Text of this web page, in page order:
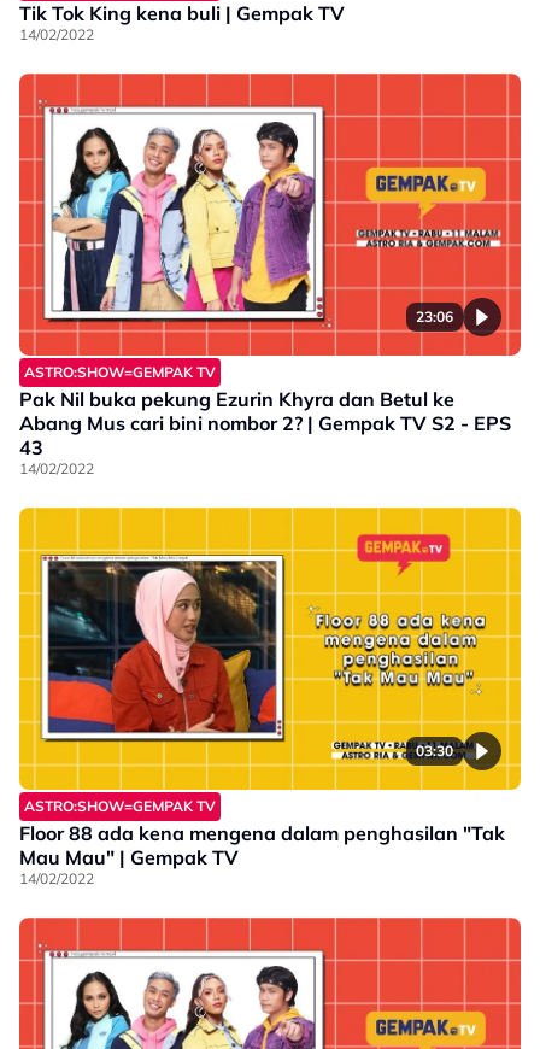
Tik Tok King kena buli | Gempak TV
14/02/2022
23:06
ASTRO:SHOW=GEMPAK TV
Pak Nil buka pekung Ezurin Khyra dan Betul ke
Abang Mus cari bini nombor 2? | Gempak TV S2 - EPS
43
14/02/2022
03:30
ASTRO:SHOW=GEMPAK TV
Floor 88 ada kena mengena dalam penghasilan "Tak
Mau Mau" | Gempak TV
14/02/2022